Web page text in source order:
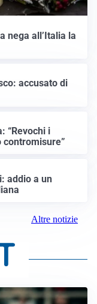
nega all’Italia la
accusato di
“Revochi i
addio a un
Altre notizie